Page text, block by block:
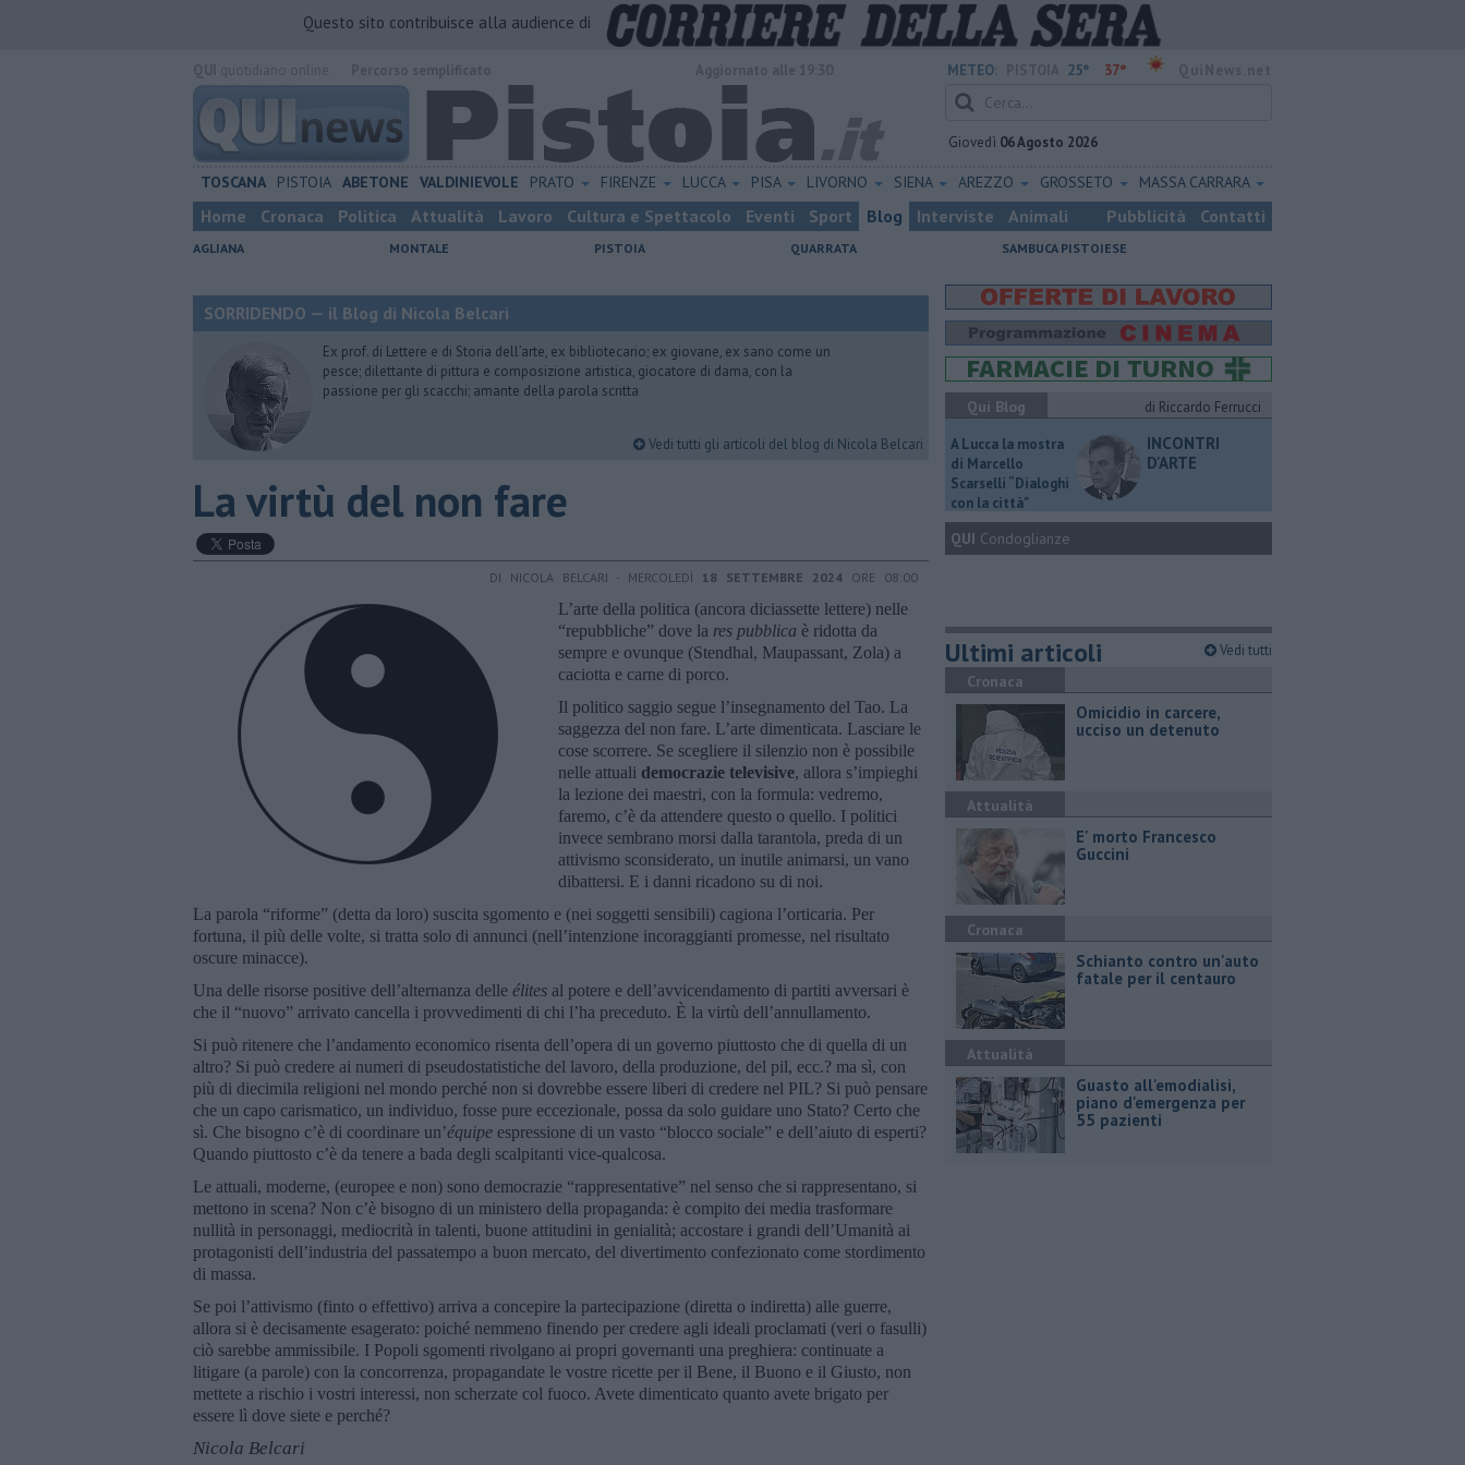
Questo sito contribuisce alla audience di
METEO: 25° 37°
Giovedì 06 Agosto 2026
TOSCANA PISTOIA ABETONE VALDINIEVOLE PRATO FIRENZE LUCCA PISA LIVORNO SIENA AREZZO GROSSETO MASSA CARRARA
Home Cronaca Politica Attualità Lavoro Cultura e Spettacolo Eventi Sport Blog Interviste Animali Pubblicità Contatti
AGLIANA MONTALE PISTOIA QUARRATA SAMBUCA PISTOIESE
SORRIDENDO — il Blog di Nicola Belcari
Ex prof. di Lettere e di Storia dell’arte, ex bibliotecario; ex giovane, ex sano come un
pesce; dilettante di pittura e composizione artistica, giocatore di dama, con la
passione per gli scacchi; amante della parola scritta
Vedi tutti gli articoli del blog di Nicola Belcari
La virtù del non fare
DI NICOLA BELCARI - MERCOLEDÌ 18 SETTEMBRE 2024 ORE 08:00
L’arte della politica (ancora diciassette lettere) nelle
“repubbliche” dove la res pubblica è ridotta da
sempre e ovunque (Stendhal, Maupassant, Zola) a
caciotta e carne di porco.
Il politico saggio segue l’insegnamento del Tao. La
saggezza del non fare. L’arte dimenticata. Lasciare le
cose scorrere. Se scegliere il silenzio non è possibile
nelle attuali democrazie televisive, allora s’impieghi
la lezione dei maestri, con la formula: vedremo,
faremo, c’è da attendere questo o quello. I politici
invece sembrano morsi dalla tarantola, preda di un
attivismo sconsiderato, un inutile animarsi, un vano
dibattersi. E i danni ricadono su di noi.
La parola “riforme” (detta da loro) suscita sgomento e (nei soggetti sensibili) cagiona l’orticaria. Per
fortuna, il più delle volte, si tratta solo di annunci (nell’intenzione incoraggianti promesse, nel risultato
oscure minacce).
Una delle risorse positive dell’alternanza delle élites al potere e dell’avvicendamento di partiti avversari è
che il “nuovo” arrivato cancella i provvedimenti di chi l’ha preceduto. È la virtù dell’annullamento.
Si può ritenere che l’andamento economico risenta dell’opera di un governo piuttosto che di quella di un
altro? Si può credere ai numeri di pseudostatistiche del lavoro, della produzione, del pil, ecc.? ma sì, con
più di diecimila religioni nel mondo perché non si dovrebbe essere liberi di credere nel PIL? Si può pensare
che un capo carismatico, un individuo, fosse pure eccezionale, possa da solo guidare uno Stato? Certo che
sì. Che bisogno c’è di coordinare un’équipe espressione di un vasto “blocco sociale” e dell’aiuto di esperti?
Quando piuttosto c’è da tenere a bada degli scalpitanti vice-qualcosa.
Le attuali, moderne, (europee e non) sono democrazie “rappresentative” nel senso che si rappresentano, si
mettono in scena? Non c’è bisogno di un ministero della propaganda: è compito dei media trasformare
nullità in personaggi, mediocrità in talenti, buone attitudini in genialità; accostare i grandi dell’Umanità ai
protagonisti dell’industria del passatempo a buon mercato, del divertimento confezionato come stordimento
di massa.
Se poi l’attivismo (finto o effettivo) arriva a concepire la partecipazione (diretta o indiretta) alle guerre,
allora si è decisamente esagerato: poiché nemmeno finendo per credere agli ideali proclamati (veri o fasulli)
ciò sarebbe ammissibile. I Popoli sgomenti rivolgano ai propri governanti una preghiera: continuate a
litigare (a parole) con la concorrenza, propagandate le vostre ricette per il Bene, il Buono e il Giusto, non
mettete a rischio i vostri interessi, non scherzate col fuoco. Avete dimenticato quanto avete brigato per
essere lì dove siete e perché?
Nicola Belcari
Qui Blog
di Riccardo Ferrucci
A Lucca la mostra
di Marcello
Scarselli “Dialoghi
con la città"
INCONTRI
D'ARTE
QUI Condoglianze
Ultimi articoli Vedi tutti
Cronaca
Omicidio in carcere,
ucciso un detenuto
Attualità
E' morto Francesco
Guccini
Cronaca
Schianto contro un'auto
fatale per il centauro
Attualità
Guasto all'emodialisi,
piano d'emergenza per
55 pazienti